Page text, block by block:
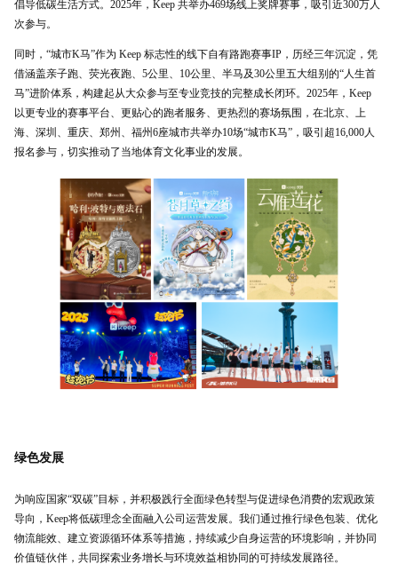
倡导低碳生活方式。2025年，Keep 共举办469场线上奖牌赛事，吸引近300万人
次参与。
同时，“城市K马”作为 Keep 标志性的线下自有路跑赛事IP，历经三年沉淀，凭
借涵盖亲子跑、荧光夜跑、5公里、10公里、半马及30公里五大组别的“人生首
马”进阶体系，构建起从大众参与至专业竞技的完整成长闭环。2025年，Keep
以更专业的赛事平台、更贴心的跑者服务、更热烈的赛场氛围，在北京、上
海、深圳、重庆、郑州、福州6座城市共举办10场“城市K马”，吸引超16,000人
报名参与，切实推动了当地体育文化事业的发展。
绿色发展
为响应国家“双碳”目标，并积极践行全面绿色转型与促进绿色消费的宏观政策
导向，Keep将低碳理念全面融入公司运营发展。我们通过推行绿色包装、优化
物流能效、建立资源循环体系等措施，持续减少自身运营的环境影响，并协同
价值链伙伴，共同探索业务增长与环境效益相协同的可持续发展路径。